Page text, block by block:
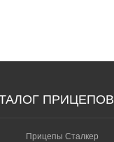
ПРИЦЕПОВ
Прицепы Сталкер